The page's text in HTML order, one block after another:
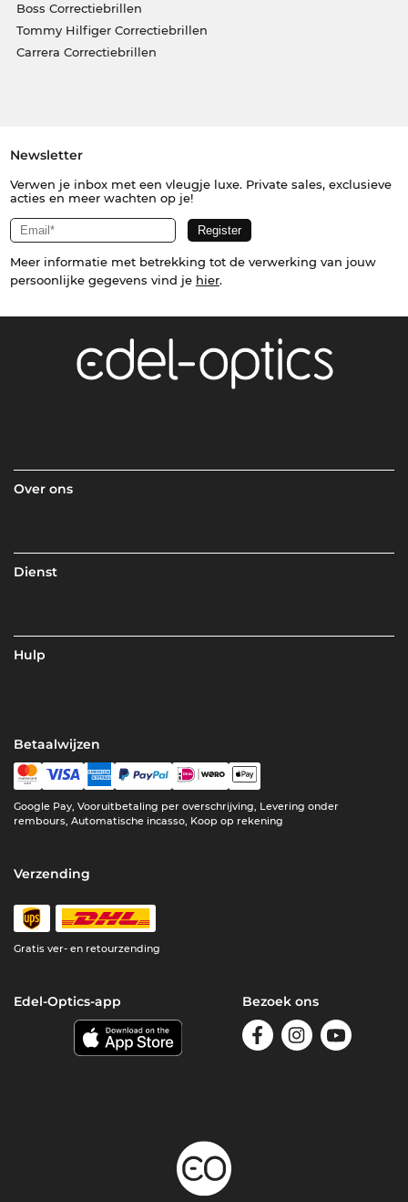
Boss Correctiebrillen
Tommy Hilfiger Correctiebrillen
Carrera Correctiebrillen
Newsletter
Verwen je inbox met een vleugje luxe. Private sales, exclusieve
acties en meer wachten op je!
Meer informatie met betrekking tot de verwerking van jouw
persoonlijke gegevens vind je hier.
Over ons
Dienst
Hulp
Betaalwijzen
Google Pay, Vooruitbetaling per overschrijving, Levering onder
rembours, Automatische incasso, Koop op rekening
Verzending
Gratis ver- en retourzending
Edel-Optics-app Bezoek ons